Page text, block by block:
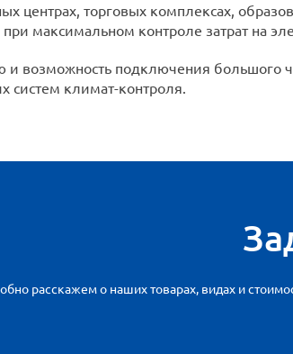
центрах, торговых комплексах,
максимальном контроле затрат на
и возможность подключения
систем климат-контроля.
расскажем о наших товарах, видах и